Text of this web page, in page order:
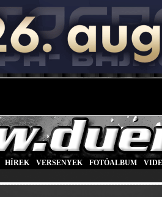
HÍREK VERSENYEK FOTÓALBUM